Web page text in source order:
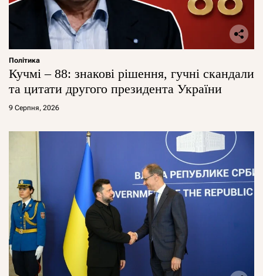
Політика
Кучмі – 88: знакові рішення, гучні скандали
та цитати другого президента України
9 Серпня, 2026